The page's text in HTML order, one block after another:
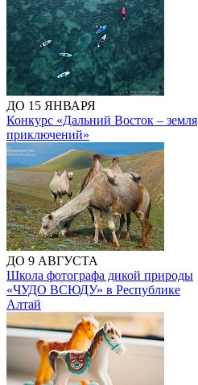
ДО 15 ЯНВАРЯ
Конкурс «Дальний Восток – земля
приключений»
ДО 9 АВГУСТА
Школа фотографа дикой природы
«ЧУДО ВСЮДУ» в Республике
Алтай